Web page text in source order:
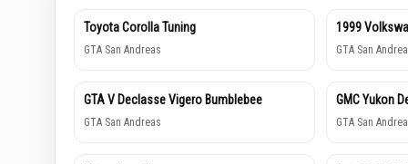
Toyota Corolla Tuning
GTA San Andreas
1999
GTA San
GTA V Declasse Vigero Bumblebee
GTA San Andreas
GMC Yukon
GTA San